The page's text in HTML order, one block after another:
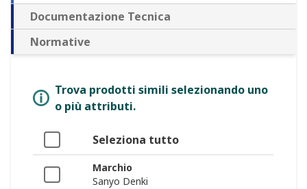
Documentazione Tecnica
Normative
Trova prodotti simili selezionando uno
o più attributi.
Seleziona tutto
Marchio
Sanyo Denki